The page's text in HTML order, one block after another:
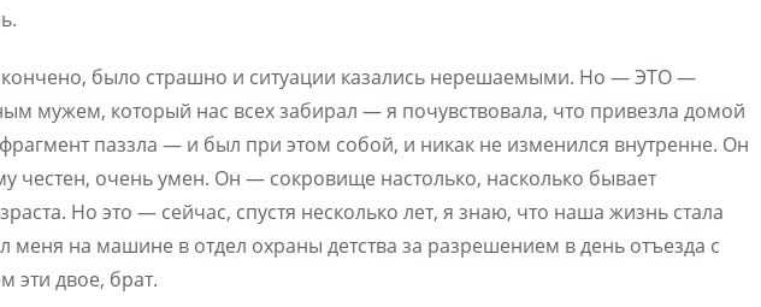
было страшно и ситуации казались нерешаемыми. Но — ЭТО —
мужем, который нас всех забирал — я почувствовала, что привезла домой
паззла — и был при этом собой, и никак не изменился внутренне. Он
честен, очень умен. Он — сокровище настолько, насколько бывает
Но это — сейчас, спустя несколько лет, я знаю, что наша жизнь стала
меня на машине в отдел охраны детства за разрешением в день отъезда с
эти двое, брат.